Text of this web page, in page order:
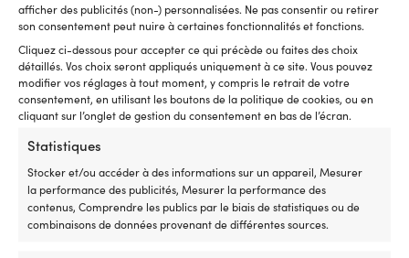
afficher des publicités (non-) personnalisées. Ne pas consentir ou retirer
son consentement peut nuire à certaines fonctionnalités et fonctions.
Cliquez ci-dessous pour accepter ce qui précède ou faites des choix
détaillés. Vos choix seront appliqués uniquement à ce site. Vous pouvez
modifier vos réglages à tout moment, y compris le retrait de votre
consentement, en utilisant les boutons de la politique de cookies, ou en
cliquant sur l’onglet de gestion du consentement en bas de l’écran.
Statistiques
Stocker et/ou accéder à des informations sur un appareil, Mesurer
la performance des publicités, Mesurer la performance des
contenus, Comprendre les publics par le biais de statistiques ou de
combinaisons de données provenant de différentes sources.
Pilotes automatiques